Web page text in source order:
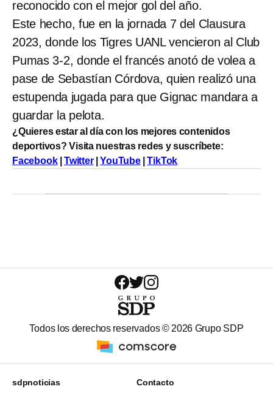
reconocido con el mejor gol del año.
Este hecho, fue en la jornada 7 del Clausura
2023, donde los Tigres UANL vencieron al Club
Pumas 3-2, donde el francés anotó de volea a
pase de Sebastían Córdova, quien realizó una
estupenda jugada para que Gignac mandara a
guardar la pelota.
¿Quieres estar al día con los mejores contenidos
deportivos? Visita nuestras redes y suscríbete:
Facebook|Twitter|YouTube|TikTok
Todos los derechos reservados © 2026 Grupo SDP
sdpnoticias Contacto